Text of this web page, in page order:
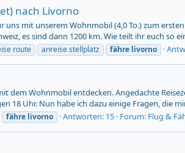
nach Livorno
mit unserem Wohnmobil (4,0 To.) zum
es sind dann 1200 km. Wie teilt ihr euch so
route anreise stellplatz fähre livorno
dem Wohnmobil entdecken. Angedachte
18 Uhr. Nun habe ich dazu einige Fragen, die
fähre livorno Antworten: 15 Forum: Flug &